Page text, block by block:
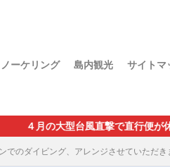
ーケリング 島内観光 サイトマ
台風直撃で直行便が休止となって
のダイビング、アレンジさせていただき